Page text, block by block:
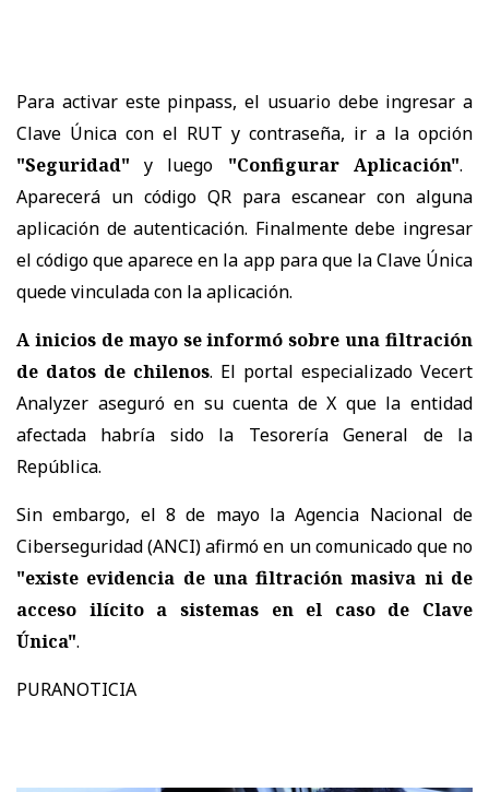
Para activar este pinpass, el usuario debe ingresar a
Clave Única con el RUT y contraseña, ir a la opción
"Seguridad" y luego "Configurar Aplicación".
Aparecerá un código QR para escanear con alguna
aplicación de autenticación. Finalmente debe ingresar
el código que aparece en la app para que la Clave Única
quede vinculada con la aplicación.
A inicios de mayo se informó sobre una filtración
de datos de chilenos. El portal especializado Vecert
Analyzer aseguró en su cuenta de X que la entidad
afectada habría sido la Tesorería General de la
República.
Sin embargo, el 8 de mayo la Agencia Nacional de
Ciberseguridad (ANCI) afirmó en un comunicado que no
"existe evidencia de una filtración masiva ni de
acceso ilícito a sistemas en el caso de Clave
Única".
PURANOTICIA